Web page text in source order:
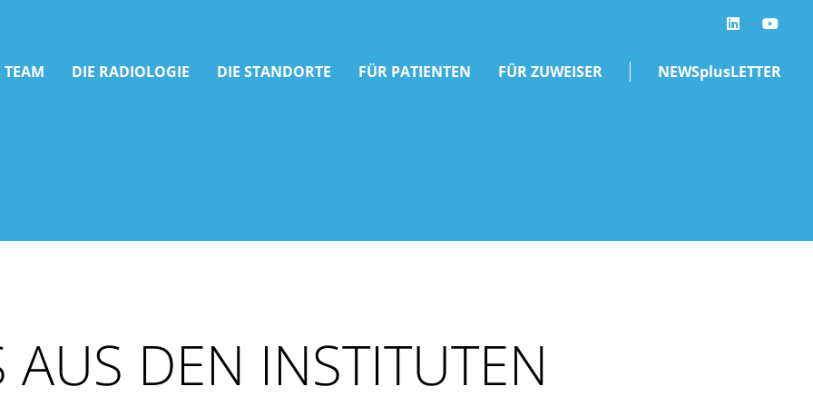
LinkedIn
TEAM DIE RADIOLOGIE DIE STANDORTE FÜR PATIENTEN FÜR ZUWEISER NEWSplusLETTER
AUS DEN INSTITUTEN